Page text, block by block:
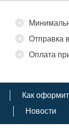
Отправка
Оплата
Как
Новости